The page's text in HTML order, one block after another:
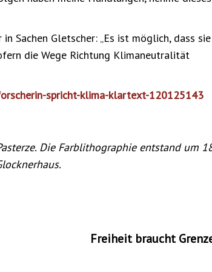
Sachen Gletscher: „Es ist möglich, dass
die Wege Richtung Klimaneutralität
spricht-klima-klartext-120125143
Die Farblithographie entstand um
Freiheit braucht